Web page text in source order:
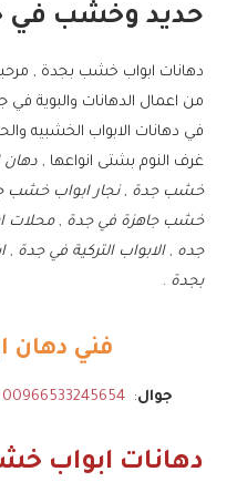
حديد وخشب في
دهانات ابواب خشب بجدة ,
من اعمال الدهانات والبوية في
في دهانات الابواب الخشبيه
غرف النوم بشتى انواعها ,
خشب جدة ,نجار ابواب خشب
خشب جاهزة في جدة ,محلات
جده ,الابواب التركية في جدة ,
بجدة .
فني دهان
جوال:
00966533245654
دهانات ابواب